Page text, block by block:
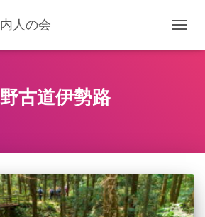
人の会
ビ
え
古道伊勢路